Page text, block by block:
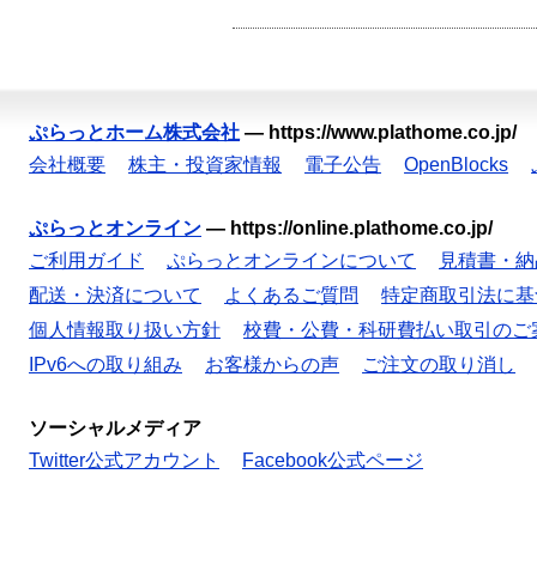
ぷらっとホーム株式会社 — https://www.plathome.co.jp/
会社概要
株主・投資家情報 電子公告 OpenBlocks
ぷらっとオンライン — https://online.plathome.co.jp/
ご利用ガイド
ぷらっとオンラインについて
見積書・
配送・決済について
よくあるご質問
特定商取引法に
個人情報取り扱い方針
校費・公費・科研費払い取引のご
IPv6への取り組み
お客様からの声 ご注文の取り消し
ソーシャルメディア
Twitter公式アカウント
Facebook公式ページ